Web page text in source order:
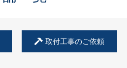
取付工事のご依頼